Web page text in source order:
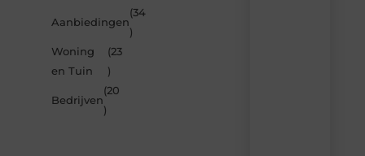
Aanbiedingen
(34
)
Woning
en Tuin
(23
)
Bedrijven
(20
)